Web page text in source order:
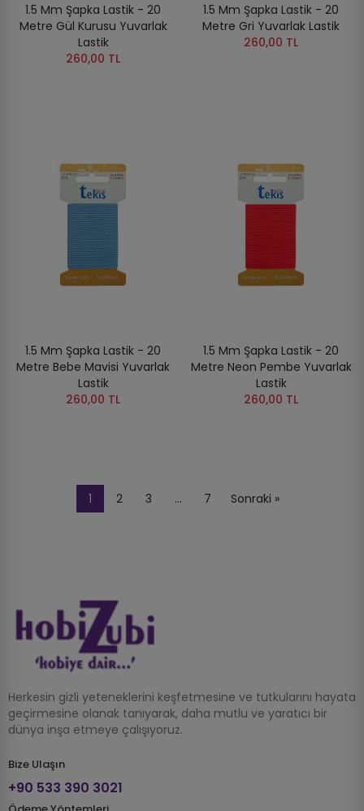
1.5 Mm Şapka Lastik - 20
Metre Gül Kurusu Yuvarlak
Lastik
260,00 TL
1.5 Mm Şapka Lastik - 20
Metre Gri Yuvarlak Lastik
260,00 TL
1.5 Mm Şapka Lastik - 20
Metre Bebe Mavisi Yuvarlak
Lastik
260,00 TL
1.5 Mm Şapka Lastik - 20
Metre Neon Pembe Yuvarlak
Lastik
260,00 TL
1 2 3 … 7 Sonraki »
Herkesin gizli yeteneklerini keşfetmesine ve tutkularını hayata
geçirmesine olanak tanıyarak, daha mutlu ve yaratıcı bir
dünya inşa etmeye çalışıyoruz.
Bize Ulaşın
+90 533 390 3021